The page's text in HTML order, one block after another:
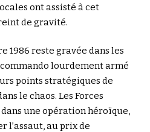
ont assisté à cet
de gravité.
1986 reste gravée dans les
lourdement armé
points stratégiques de
le chaos. Les Forces
dans une opération héroïque,
l’assaut, au prix de